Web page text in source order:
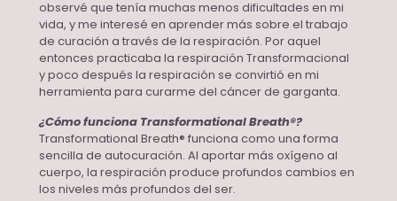
observé que tenía muchas menos dificultades en mi
vida, y me interesé en aprender más sobre el trabajo
de curación a través de la respiración. Por aquel
entonces practicaba la respiración Transformacional
y poco después la respiración se convirtió en mi
herramienta para curarme del cáncer de garganta.
¿Cómo funciona Transformational Breath®️?
Transformational Breath®️ funciona como una forma
sencilla de autocuración. Al aportar más oxígeno al
cuerpo, la respiración produce profundos cambios en
los niveles más profundos del ser.